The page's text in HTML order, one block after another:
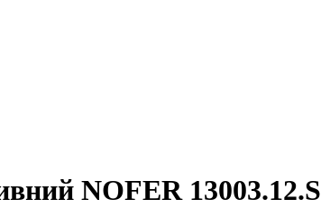
NOFER 13003.12.S